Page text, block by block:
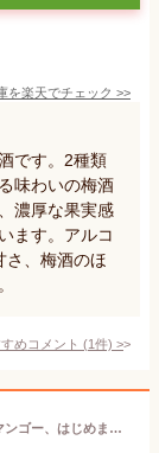
を楽天でチェック >>
です。2種類
味わいの梅酒
濃厚な果実感
ます。アルコ
さ、梅酒のほ
めコメント (1件) >
マンゴー梅酒 こだわりぬいた宮崎のプレミアムマンゴー、はじめました500ml 8度 [篠崎 福岡県 梅酒]